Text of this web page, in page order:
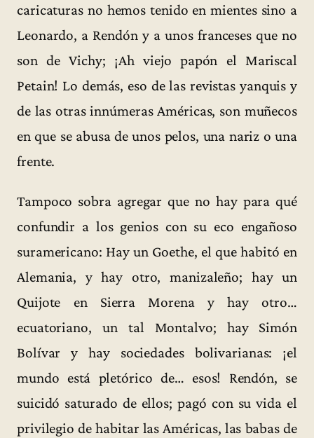
caricaturas no hemos tenido en mientes sino a
Leonardo, a Rendón y a unos franceses que no
son de Vichy; ¡Ah viejo papón el Mariscal
Petain! Lo demás, eso de las revistas yanquis y
de las otras innúmeras Américas, son muñecos
en que se abusa de unos pelos, una nariz o una
frente.
Tampoco sobra agregar que no hay para qué
confundir a los genios con su eco engañoso
suramericano: Hay un Goethe, el que habitó en
Alemania, y hay otro, manizaleño; hay un
Quijote en Sierra Morena y hay otro…
ecuatoriano, un tal Montalvo; hay Simón
Bolívar y hay sociedades bolivarianas: ¡el
mundo está pletórico de… esos! Rendón, se
suicidó saturado de ellos; pagó con su vida el
privilegio de habitar las Américas, las babas de